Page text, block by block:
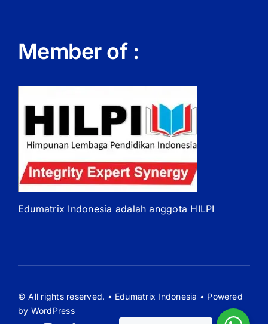
Member of :
Edumatrix Indonesia adalah anggota HILPI
© All rights reserved. • Edumatrix Indonesia • Powered
by WordPress